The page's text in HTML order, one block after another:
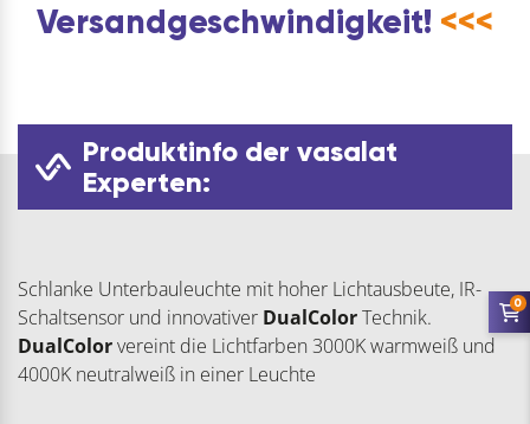
Versandgeschwindigkeit! <<<
Produktinfo der vasalat
Experten:
Schlanke Unterbauleuchte mit hoher Lichtausbeute, IR-
Schaltsensor und innovativer DualColorTechnik.
DualColorvereint die Lichtfarben 3000K warmweiß und
4000K neutralweiß in einer Leuchte
0